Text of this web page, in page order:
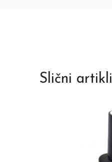
Slični artikli